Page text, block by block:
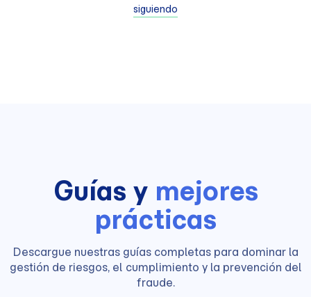
siguiendo
Guías y mejores
prácticas
Descargue nuestras guías completas para dominar la
gestión de riesgos, el cumplimiento y la prevención del
fraude.